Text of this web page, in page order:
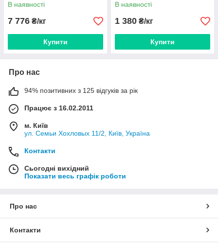
В наявності
7 776 ₴/кг
Купити
В наявності
1 380 ₴/кг
Купити
Про нас
94% позитивних з 125 відгуків за рік
Працює з 16.02.2011
м. Київ
ул. Семьи Хохловых 11/2, Київ, Україна
Контакти
Сьогодні вихідний
Показати весь графік роботи
Про нас
Контакти